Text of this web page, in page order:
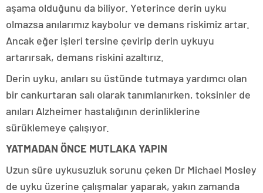
aşama olduğunu da biliyor. Yeterince derin uyku
olmazsa anılarımız kaybolur ve demans riskimiz artar.
Ancak eğer işleri tersine çevirip derin uykuyu
artarırsak, demans riskini azaltırız.
Derin uyku, anıları su üstünde tutmaya yardımcı olan
bir cankurtaran salı olarak tanımlanırken, toksinler de
anıları Alzheimer hastalığının derinliklerine
sürüklemeye çalışıyor.
YATMADAN ÖNCE MUTLAKA YAPIN
Uzun süre uykusuzluk sorunu çeken Dr Michael Mosley
de uyku üzerine çalışmalar yaparak, yakın zamanda